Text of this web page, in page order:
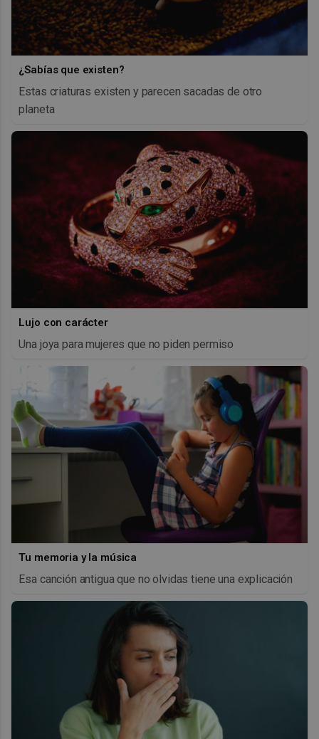
¿Sabías que existen?
Estas criaturas existen y parecen sacadas de otro
planeta
Lujo con carácter
Una joya para mujeres que no piden permiso
Tu memoria y la música
Esa canción antigua que no olvidas tiene una explicación